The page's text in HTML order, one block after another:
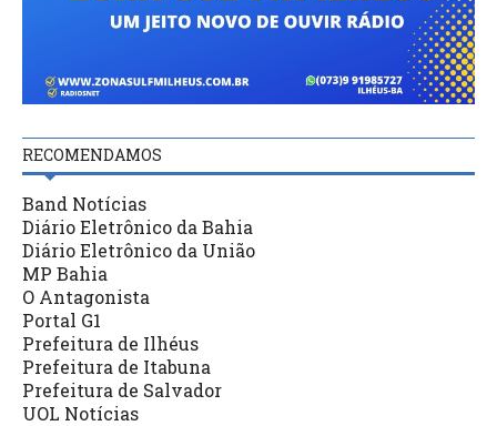
RECOMENDAMOS
Band Notícias
Diário Eletrônico da Bahia
Diário Eletrônico da União
MP Bahia
O Antagonista
Portal G1
Prefeitura de Ilhéus
Prefeitura de Itabuna
Prefeitura de Salvador
UOL Notícias